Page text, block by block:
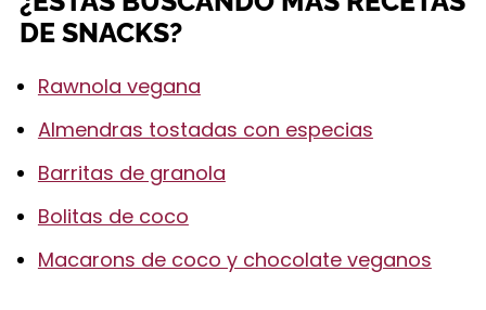
DE SNACKS?
Rawnola vegana
Almendras tostadas con especias
Barritas de granola
Bolitas de coco
Macarons de coco y chocolate veganos